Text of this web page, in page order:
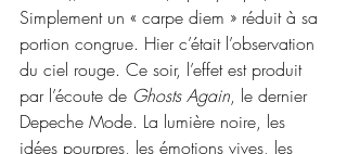
Simplement un « carpe diem » réduit à sa
portion congrue. Hier c’était l’observation
du ciel rouge. Ce soir, l’effet est produit
par l’écoute de Ghosts Again, le dernier
Depeche Mode. La lumière noire, les
idées pourpres, les émotions vives, les